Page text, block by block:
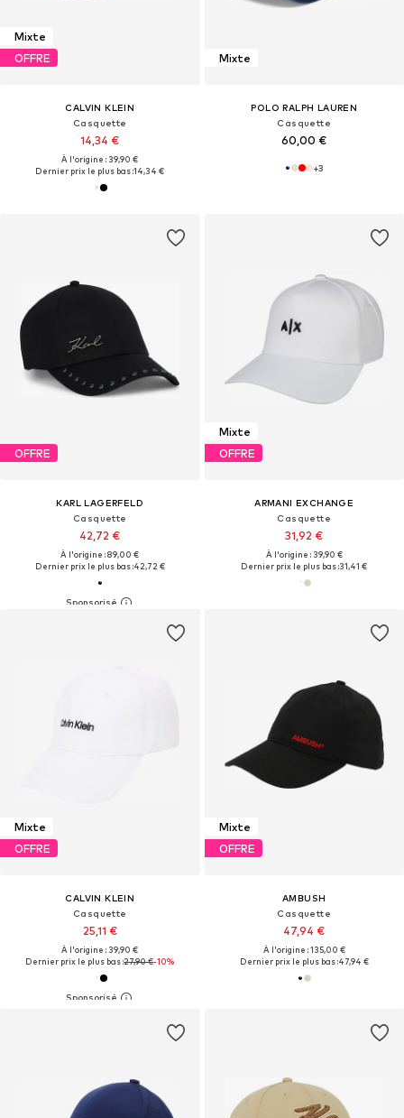
Mixte
OFFRE
CALVIN KLEIN
Casquette
14,34 €
À l'origine : 39,90 €
Dernier prix le plus bas :14,34 €
Mixte
POLO RALPH LAUREN
Casquette
60,00 €
+3
OFFRE
KARL LAGERFELD
Casquette
42,72 €
À l'origine : 89,00 €
Dernier prix le plus bas :42,72 €
Mixte
OFFRE
ARMANI EXCHANGE
Casquette
31,92 €
À l'origine : 39,90 €
Dernier prix le plus bas :31,41 €
Mixte
OFFRE
CALVIN KLEIN
Casquette
25,11 €
À l'origine : 39,90 €
Dernier prix le plus bas :27,90 €-10%
Mixte
OFFRE
AMBUSH
Casquette
47,94 €
À l'origine : 135,00 €
Dernier prix le plus bas :47,94 €